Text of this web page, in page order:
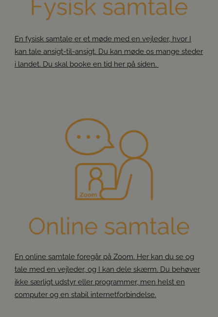
En fysisk samtale er et møde med en vejleder, hvor I
kan tale ansigt-til-ansigt. Du kan møde os mange steder
i landet. Du skal booke en tid her på siden.
En online samtale foregår på Zoom. Her kan du se og
tale med en vejleder, og I kan dele skærm. Du behøver
ikke særligt udstyr eller programmer, men helst en
computer og en stabil internetforbindelse.